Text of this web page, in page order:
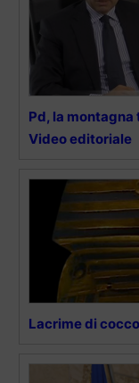
Pd, la montagna
Video editoriale
Lacrime di